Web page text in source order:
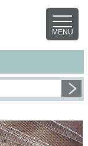
utilizza i cookies.
cookies. Per ulteriori
MENU